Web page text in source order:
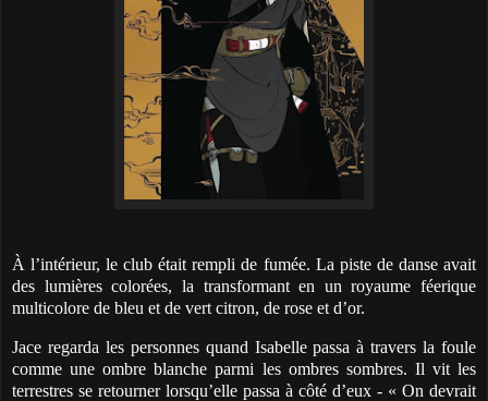
À l’intérieur, le club était rempli de fumée. La piste de danse avait
des lumières colorées, la transformant en un royaume féerique
multicolore de bleu et de vert citron, de rose et d’or.
Jace regarda les personnes quand Isabelle passa à travers la foule
comme une ombre blanche parmi les ombres sombres. Il vit les
terrestres se retourner lorsqu’elle passa à côté d’eux - « On devrait